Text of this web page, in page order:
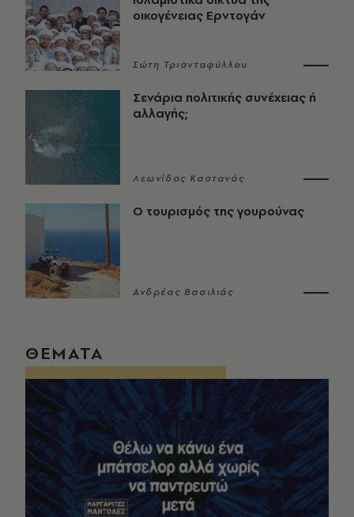
οικογένειας Ερντογάν
Σώτη Τριανταφύλλου
Σενάρια πολιτικής συνέχειας ή
αλλαγής;
Λεωνίδας Καστανάς
Ο τουρισμός της γουρούνας
Ανδρέας Βασιλιάς
ΘΕΜΑΤΑ